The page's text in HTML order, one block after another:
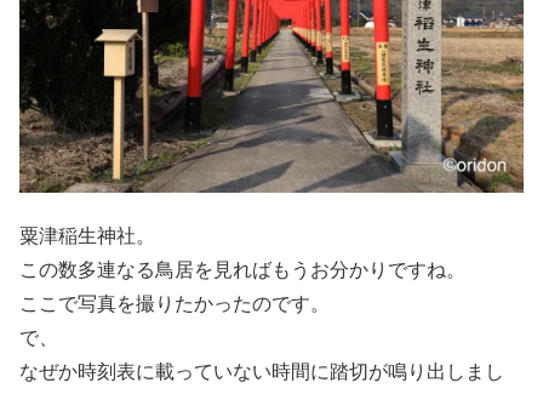
粟津稲生神社。
この数多連なる鳥居を見ればもうお分かりですね。
ここで写真を撮りたかったのです。
で、
なぜか時刻表に載っていない時間に踏切が鳴り出しまし